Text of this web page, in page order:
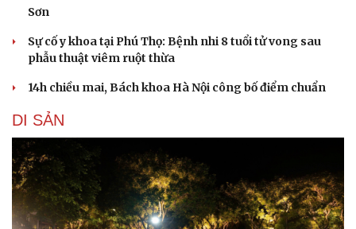
Sơn
Sự cố y khoa tại Phú Thọ: Bệnh nhi 8 tuổi tử vong sau
phẫu thuật viêm ruột thừa
14h chiều mai, Bách khoa Hà Nội công bố điểm chuẩn
DI SẢN